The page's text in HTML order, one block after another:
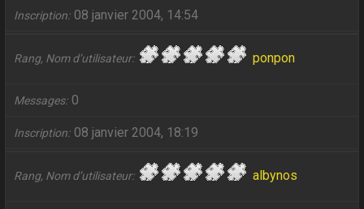
Inscription 08 janvier 2004, 14:54
Rang, Nom d’utilisateur ponpon
Messages 0
Inscription 08 janvier 2004, 18:19
Rang, Nom d’utilisateur albynos